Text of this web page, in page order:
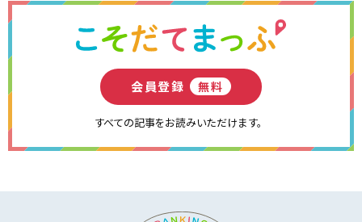
会員登録 無料
すべての記事をお読みいただけます。